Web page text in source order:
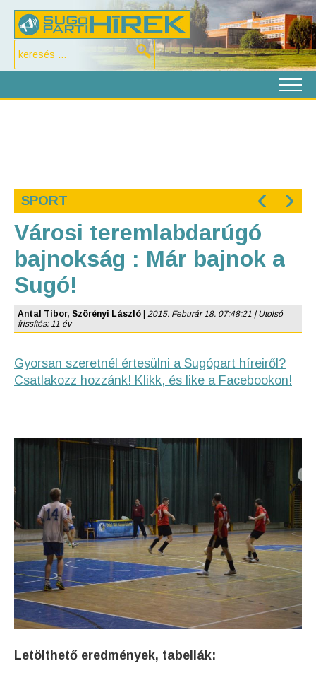
SPORT ‹ ›
Városi teremlabdarúgó
bajnokság : Már bajnok a
Sugó!
Antal Tibor, Szörényi László
2015. Feburár 18. 07:48:21 | Utolsó
frissítés: 11 év
Gyorsan szeretnél értesülni a Sugópart híreiről?
Csatlakozz hozzánk! Klikk, és like a Facebookon!
Letölthető eredmények, tabellák: